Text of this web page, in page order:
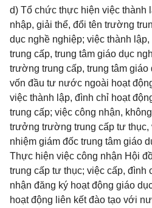
d) Tổ chức thực hiện việc thành
nhập, giải thể, đổi tên trường
dục nghề nghiệp; việc thành
trung cấp, trung tâm giáo dục
trường trung cấp, trung tâm giáo
vốn đầu tư nước ngoài hoạt
việc thành lập, đình chỉ hoạt
trung cấp; việc công nhận,
trưởng trường trung cấp tư thục,
nhiệm giám đốc trung tâm giáo
Thực hiện việc công nhận Hội
trung cấp tư thục; việc cấp, đình
nhận đăng ký hoạt động giáo
hoạt động liên kết đào tạo với